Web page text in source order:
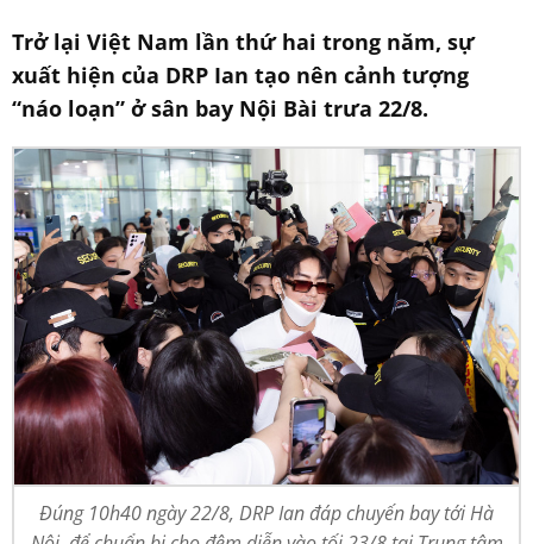
Trở lại Việt Nam lần thứ hai trong năm, sự
xuất hiện của DRP Ian tạo nên cảnh tượng
“náo loạn” ở sân bay Nội Bài trưa 22/8.
Đúng 10h40 ngày 22/8, DRP Ian đáp chuyến bay tới Hà